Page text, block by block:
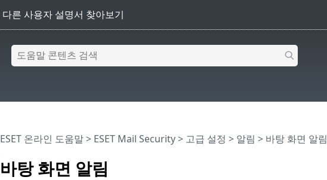
바탕 화면 알림
ESET 온라인 도움말> ESET Mail Security> 고급 설정 > 알림 > 바탕 화면 알림